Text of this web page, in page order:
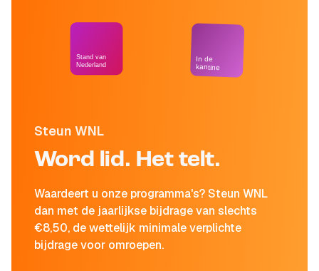
Steun WNL
Word lid. Het telt.
Waardeert u onze programma's? Steun WNL
dan met de jaarlijkse bijdrage van slechts
€8,50, de wettelijk minimale verplichte
bijdrage voor omroepen.
Stand van
Nederland
In de
kantine